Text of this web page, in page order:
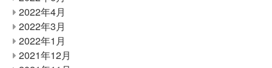
2022年4月
2022年3月
2022年1月
2021年12月